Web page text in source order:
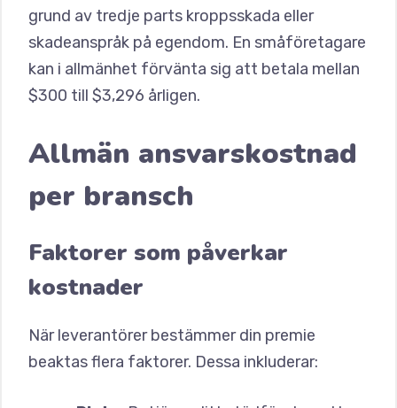
grund av tredje parts kroppsskada eller
skadeanspråk på egendom. En småföretagare
kan i allmänhet förvänta sig att betala mellan
$300 till $3,296 årligen.
Allmän ansvarskostnad
per bransch
Faktorer som påverkar
kostnader
När leverantörer bestämmer din premie
beaktas flera faktorer. Dessa inkluderar: